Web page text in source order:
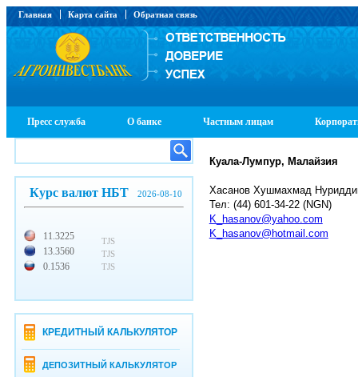
Главная Карта сайта Обратная связь
Пресс служба О банке Частным лицам
Курс валют НБТ 2026-08-10
11.3225
13.3560
0.1536
TJS
TJS
TJS
КРЕДИТНЫЙ КАЛЬКУЛЯТОР
ДЕПОЗИТНЫЙ КАЛЬКУЛЯТОР
Куала-Лумпур, Малайзия
Хасанов Хушмахмад
Тел: (44) 601-34-22 (NGN)
K_hasanov@yahoo.com
K_hasanov@hotmail.com